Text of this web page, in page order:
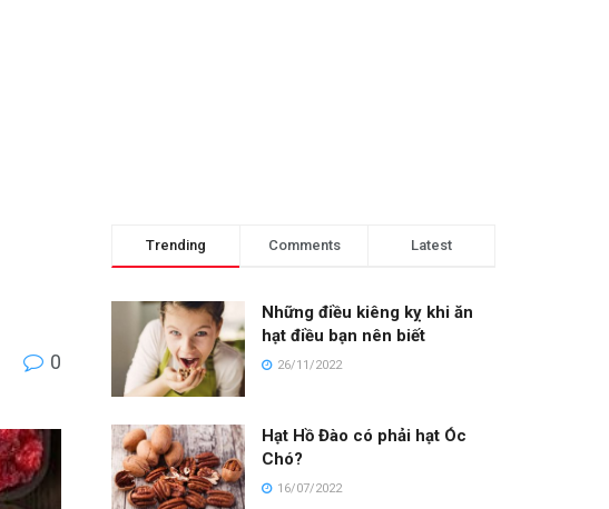
0
Trending Comments Latest
Những điều kiêng kỵ khi ăn
hạt điều bạn nên biết
26/11/2022
Hạt Hồ Đào có phải hạt Óc
Chó?
16/07/2022